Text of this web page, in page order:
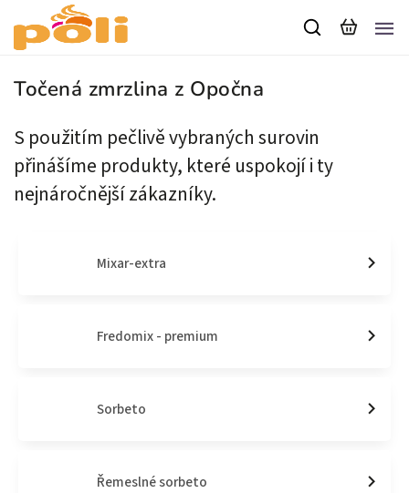
Točená zmrzlina z Opočna
S použitím pečlivě vybraných surovin
přinášíme produkty, které uspokojí i ty
nejnáročnější zákazníky.
Mixar-extra
Fredomix - premium
Sorbeto
Řemeslné sorbeto